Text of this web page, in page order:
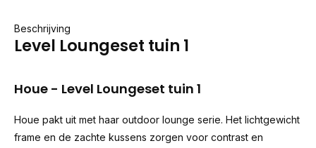
Beschrijving
Level Loungeset tuin 1
Houe - Level Loungeset tuin 1
Houe pakt uit met haar outdoor lounge serie. Het lichtgewicht
frame en de zachte kussens zorgen voor contrast en